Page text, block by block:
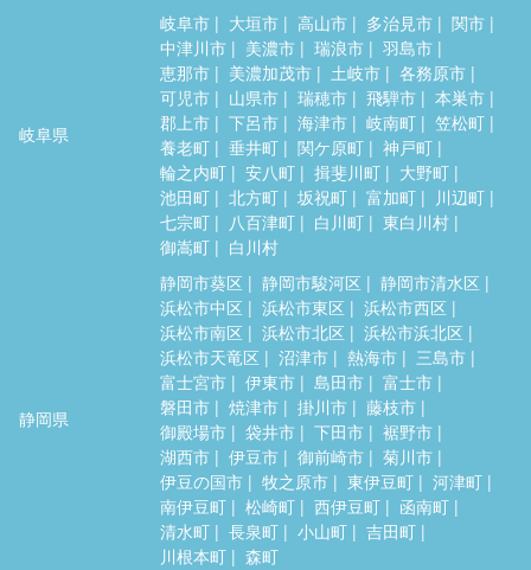
岐阜県
岐阜市 大垣市 高山市 多治見市
関市
中津川市
美濃市 瑞浪市
羽島市
恵那市
美濃加茂市 土岐市
各務原市
可児市
山県市 瑞穂市 飛騨市
本巣市
郡上市
下呂市 海津市 岐南町
笠松町
養老町
垂井町 関ケ原町
神戸町
輪之内町
安八町 揖斐川町
大野町
池田町
北方町 坂祝町 富加町
川辺町
七宗町
八百津町 白川町
東白川村
御嵩町
白川村
静岡県
静岡市葵区 静岡市駿河区
静岡市清水区
浜松市中区
浜松市東区
浜松市西区
浜松市南区
浜松市北区
浜松市浜北区
浜松市天竜区
沼津市 熱海市
三島市
富士宮市
伊東市 島田市
富士市
磐田市
焼津市 掛川市
藤枝市
御殿場市
袋井市 下田市
裾野市
湖西市
伊豆市 御前崎市
菊川市
伊豆の国市
牧之原市 東伊豆町
河津町
南伊豆町
松崎町 西伊豆町
函南町
清水町
長泉町 小山町
吉田町
川根本町
森町